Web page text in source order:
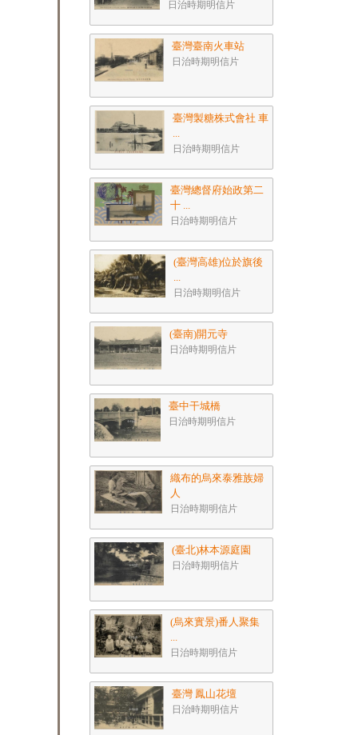
日治時期明信片
臺灣臺南火車站
日治時期明信片
臺灣製糖株式會社 車
...
日治時期明信片
臺灣總督府始政第二
十 ...
日治時期明信片
(臺灣高雄)位於旗後
...
日治時期明信片
(臺南)開元寺
日治時期明信片
臺中干城橋
日治時期明信片
織布的烏來泰雅族婦
人
日治時期明信片
(臺北)林本源庭園
日治時期明信片
(烏來實景)番人聚集
...
日治時期明信片
臺灣 鳳山花壇
日治時期明信片